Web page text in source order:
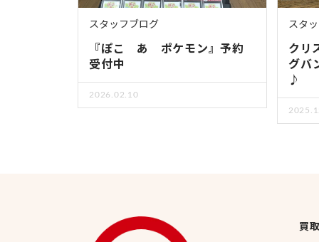
スタッフブログ
『ぽこ あ ポケモン』予約
受付中
2026.02.10
スタ
クリ
グバ
♪
買